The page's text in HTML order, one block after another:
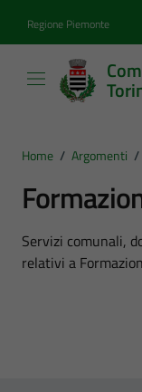
Regione Piemonte
Home / Argomenti /
Dettagli
Servizi comunali,
relativi a